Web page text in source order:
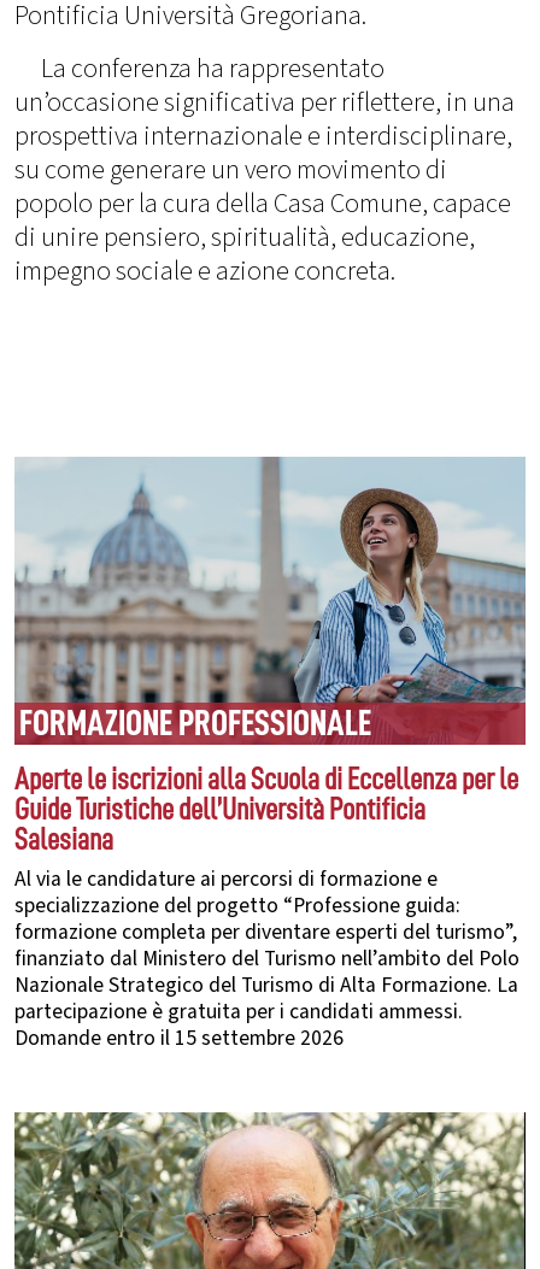
Pontificia Università Gregoriana.
La conferenza ha rappresentato
un’occasione significativa per riflettere, in una
prospettiva internazionale e interdisciplinare,
su come generare un vero movimento di
popolo per la cura della Casa Comune, capace
di unire pensiero, spiritualità, educazione,
impegno sociale e azione concreta.
FORMAZIONE PROFESSIONALE
Aperte le iscrizioni alla Scuola di Eccellenza per le
Guide Turistiche dell’Università Pontificia
Salesiana
Al via le candidature ai percorsi di formazione e
specializzazione del progetto “Professione guida:
formazione completa per diventare esperti del turismo”,
finanziato dal Ministero del Turismo nell’ambito del Polo
Nazionale Strategico del Turismo di Alta Formazione. La
partecipazione è gratuita per i candidati ammessi.
Domande entro il 15 settembre 2026